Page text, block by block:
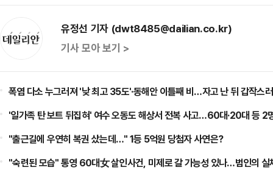
유정선 기자 (dwt8485@dailian.co.kr)
기사 모아 보기 >
폭염 다소 누그러져 '낮 최고 35도'·동해안 이틀째 비…자고 난 뒤 갑작스
'일가족 탄 보트 뒤집혀' 여수 오동도 해상서 전복 사고…60대·20대 등 2
"출근길에 우연히 복권 샀는데…" 1등 5억원 당첨자 사연은?
"숙련된 모습" 통영 60대女 살인사건, 미제로 갈 가능성 있나…범인의 실